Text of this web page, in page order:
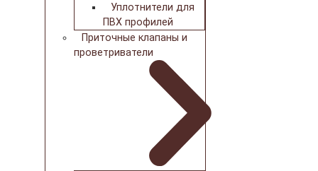
Уплотнители для
ПВХ профилей
Приточные клапаны и
проветриватели